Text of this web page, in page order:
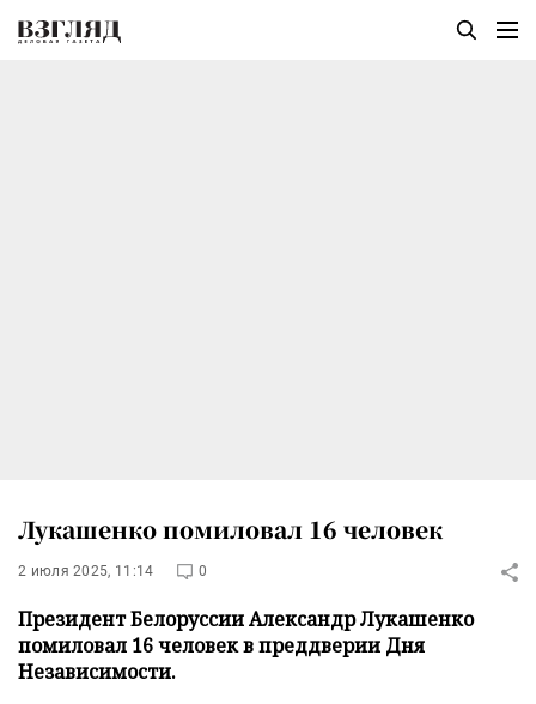
Лукашенко помиловал 16 человек
2 июля 2025, 11:14 0
Президент Белоруссии Александр Лукашенко
помиловал 16 человек в преддверии Дня
Независимости.